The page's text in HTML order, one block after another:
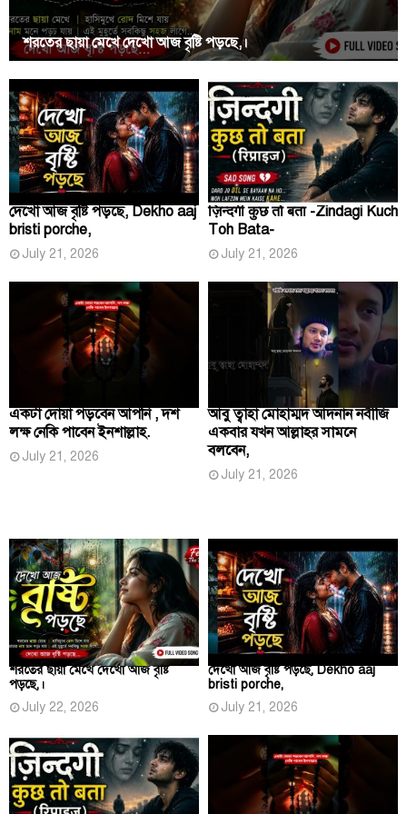
শরতের ছায়া মেখে দেখো আজ বৃষ্টি পড়ছে,।
দেখো আজ বৃষ্টি পড়ছে, Dekho aaj
bristi porche,
July 21, 2026
ज़िन्दगी कुछ तो बता -Zindagi Kuch
Toh Bata-
July 21, 2026
একটা দোয়া পড়বেন আপনি , দশ
লক্ষ নেকি পাবেন ইনশাল্লাহ.
July 21, 2026
আবু ত্বাহা মোহাম্মদ আদনান নবীজি
একবার যখন আল্লাহর সামনে
বলবেন,
July 21, 2026
শরতের ছায়া মেখে দেখো আজ বৃষ্টি
পড়ছে,।
July 22, 2026
দেখো আজ বৃষ্টি পড়ছে, Dekho aaj
bristi porche,
July 21, 2026